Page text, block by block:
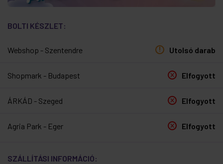
BOLTI KÉSZLET:
Webshop - Szentendre Utolsó darab
Shopmark - Budapest Elfogyott
ÁRKÁD - Szeged Elfogyott
Agria Park - Eger Elfogyott
SZÁLLÍTÁSI INFORMÁCIÓ: